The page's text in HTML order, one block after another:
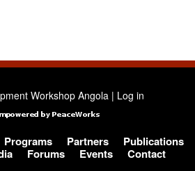
Workshop Angola | Log in
Programs Partners
Publications
Forums Events Contact